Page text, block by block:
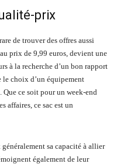
prix
de trouver des offres aussi
prix de 9,99 euros, devient une
à la recherche d’un bon rapport
le choix d’un équipement
Que ce soit pour un week-end
affaires, ce sac est un
sa capacité à allier
également de leur